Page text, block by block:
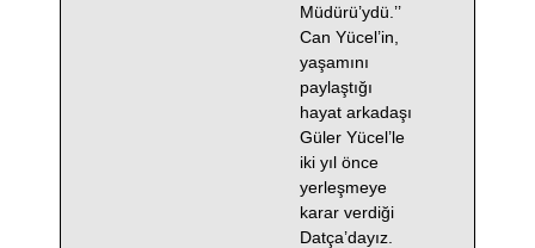
Müdürü’ydü.’’
Can Yücel’in,
yaşamını
paylaştığı
hayat arkadaşı
Güler Yücel’le
iki yıl önce
yerleşmeye
karar verdiği
Datça’dayız.